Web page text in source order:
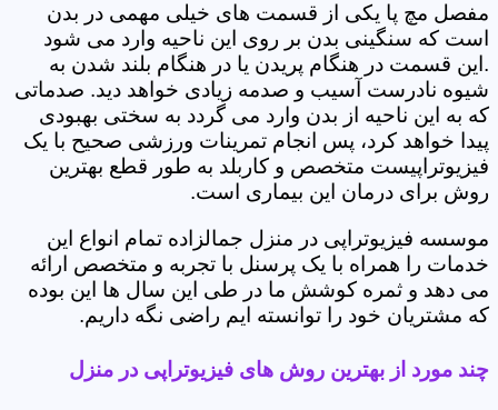
مفصل مچ پا یکی از قسمت های خیلی مهمی در بدن
است که سنگینی بدن بر روی این ناحیه وارد می شود
.این قسمت در هنگام پریدن یا در هنگام بلند شدن به
شیوه نادرست آسیب و صدمه زیادی خواهد دید. صدماتی
که به این ناحیه از بدن وارد می گردد به سختی بهبودی
پیدا خواهد کرد، پس انجام تمرینات ورزشی صحیح با یک
فیزیوتراپیست متخصص و کاربلد به طور قطع بهترین
روش برای درمان این بیماری است.
موسسه فیزیوتراپی در منزل جمالزاده تمام انواع این
خدمات را همراه با یک پرسنل با تجربه و متخصص ارائه
می دهد و ثمره کوشش ما در طی این سال ها این بوده
که مشتریان خود را توانسته ایم راضی نگه داریم.
چند مورد از بهترین روش های فیزیوتراپی در منزل